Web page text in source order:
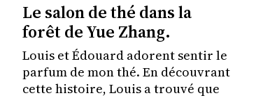
Le salon de thé dans la
forêt de Yue Zhang.
Louis et Édouard adorent sentir le
parfum de mon thé. En découvrant
cette histoire, Louis a trouvé que